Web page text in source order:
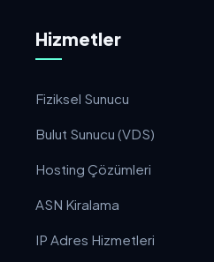
Hizmetler
Fiziksel Sunucu
Bulut Sunucu (VDS)
Hosting Çözümleri
ASN Kiralama
IP Adres Hizmetleri